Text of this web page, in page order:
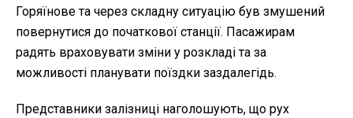
Горяїнове та через складну ситуацію був змушений
повернутися до початкової станції. Пасажирам
радять враховувати зміни у розкладі та за
можливості планувати поїздки заздалегідь.
Представники залізниці наголошують, що рух